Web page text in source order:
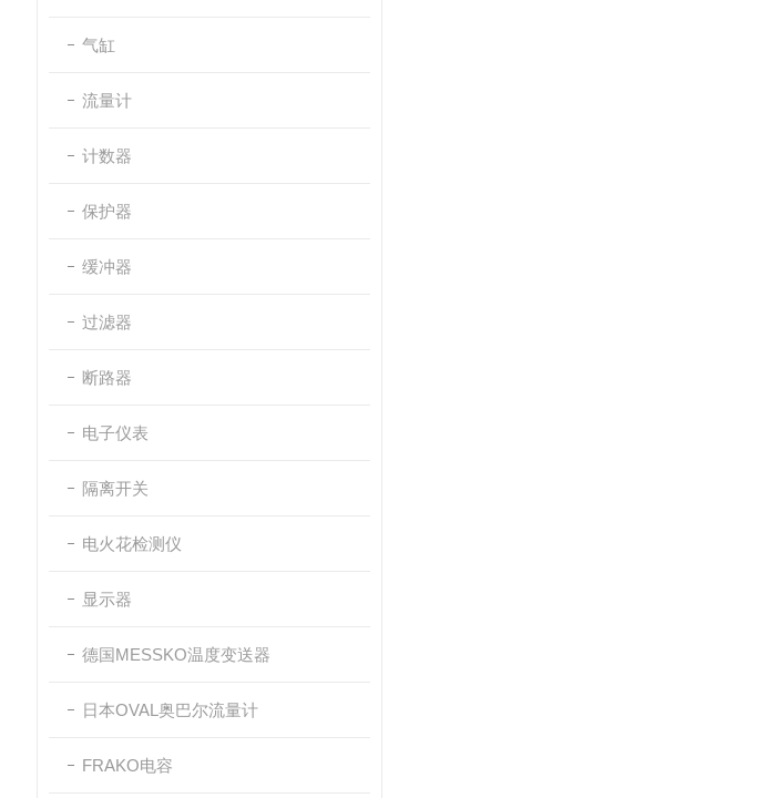
气缸
流量计
计数器
保护器
缓冲器
过滤器
断路器
电子仪表
隔离开关
电火花检测仪
显示器
德国MESSKO温度变送器
日本OVAL奥巴尔流量计
FRAKO电容